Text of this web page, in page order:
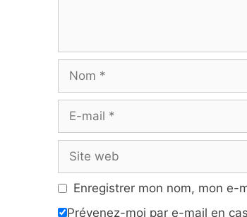
mail
web
Enregistrer mon nom, mon e-
Prévenez-moi par e-mail en